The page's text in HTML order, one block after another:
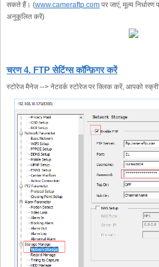
सकते हैं। (www.cameraftp.com पर जाएं, मूल्य
अनुकूलित करें)
चरण 4. FTP सेटिंग्स कॉन्फ़िगर करें
स्टोरेज मैनेज --> नेटवर्क स्टोरेज पर क्लिक करें, आपको